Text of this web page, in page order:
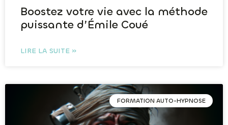
Boostez votre vie avec la méthode
puissante d’Émile Coué
LIRE LA SUITE »
FORMATION AUTO-HYPNOSE